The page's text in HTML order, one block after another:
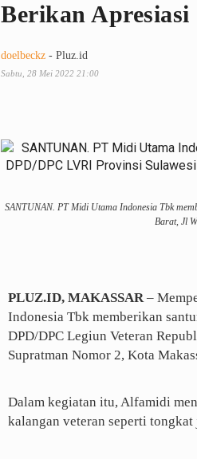
Pemilu
Partai Politik
Pilpres
Internasional
Futsal
Bulutangkis
Berikan Apresiasi
doelbeckz - Pluz.id
Sabtu, 28 Mei 2022 21:00
SANTUNAN. PT Midi Utama Indonesia Tbk
Barat, Jl
PLUZ.ID, MAKASSAR–
Indonesia Tbk memberikan
DPD/DPC Legiun Veteran
Supratman Nomor 2, Kota
Dalam kegiatan itu, Alfamidi
kalangan veteran seperti tongkat